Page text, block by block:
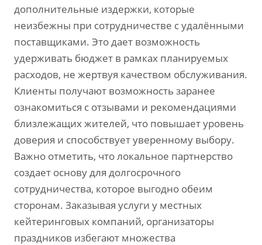
дополнительные издержки, которые
неизбежны при сотрудничестве с удалёнными
поставщиками. Это дает возможность
удерживать бюджет в рамках планируемых
расходов, не жертвуя качеством обслуживания.
Клиенты получают возможность заранее
ознакомиться с отзывами и рекомендациями
близлежащих жителей, что повышает уровень
доверия и способствует уверенному выбору.
Важно отметить, что локальное партнерство
создает основу для долгосрочного
сотрудничества, которое выгодно обеим
сторонам. Заказывая услуги у местных
кейтеринговых компаний, организаторы
праздников избегают множества